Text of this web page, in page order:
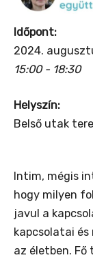
Időpont:
2024.
15:00 - 18:30
Helyszín:
Belső utak tere
Intim, mégis
hogy milyen
javul a
kapcsolatai
az életben. Fő